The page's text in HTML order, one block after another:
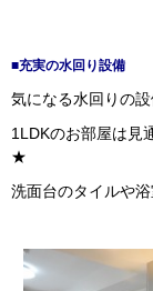
■充実の水回り設備
気になる水回りの
1LDKのお部屋は見
★
洗面台のタイルや